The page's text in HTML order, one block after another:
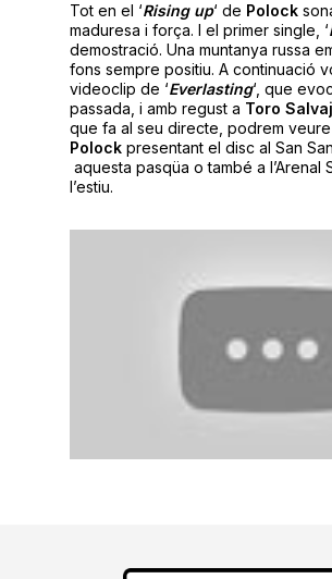
Tot en el ‘Rising up‘ de Polock
maduresa i força. I el primer single, ‘
demostració. Una muntanya russa
fons sempre positiu. A continuació
videoclip de ‘Everlasting‘, que
passada, i amb regust a Toro
que fa al seu directe, podrem veure
Polockpresentant el disc al San
aquesta pasqüa o també a l’Arenal
l’estiu.